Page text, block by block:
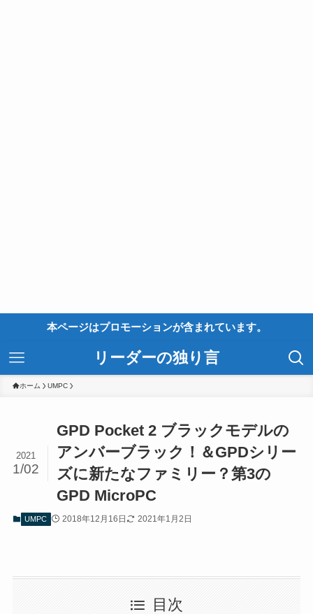
本ページはプロモーションが含まれています。
リーダーの独り言
ホーム UMPC
GPD Pocket 2 ブラックモデルの
アンバーブラック！＆GPDシリー
ズに新たなファミリー？第3の
GPD MicroPC
2021
1/02
UMPC 2018年12月16日 2021年1月2日
目次